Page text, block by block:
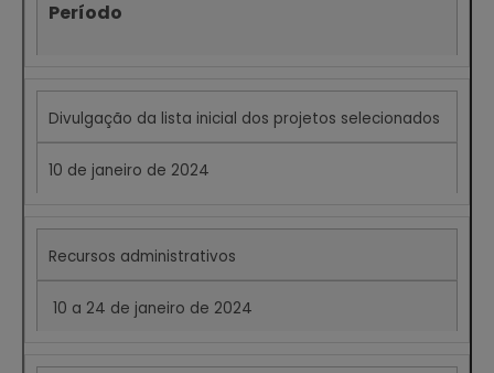
Período
Divulgação da lista inicial dos projetos selecionados
10 de janeiro de 2024
Recursos administrativos
10 a 24 de janeiro de 2024